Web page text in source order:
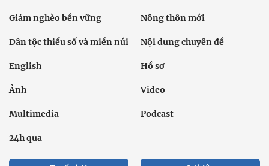
Giảm nghèo bền vững Nông thôn mới
Dân tộc thiểu số và miền núi Nội dung chuyên đề
English Hồ sơ
Ảnh Video
Multimedia Podcast
24h qua